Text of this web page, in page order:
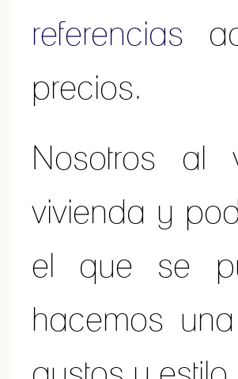
referencias
precios.
Nosotros al
vivienda y
el que se
hacemos